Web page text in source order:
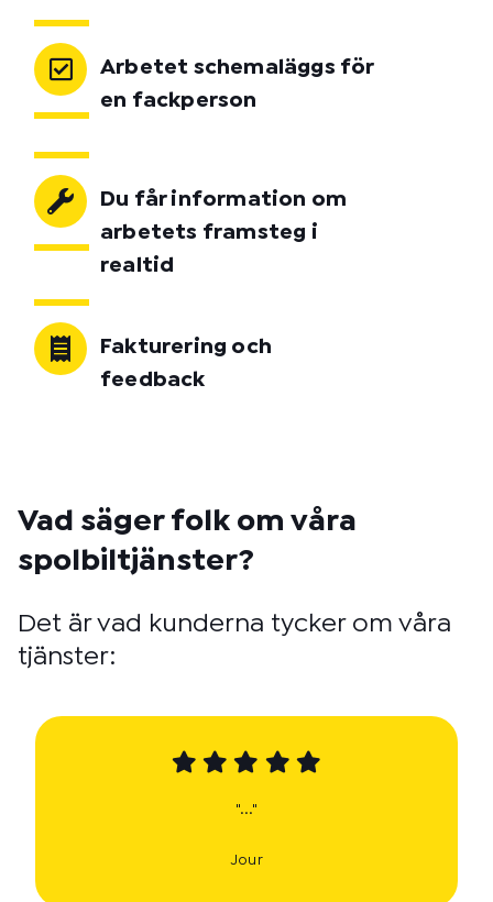
Arbetet schemaläggs för
en fackperson
Du får information om
arbetets framsteg i
realtid
Fakturering och
feedback
Vad säger folk om våra
spolbiltjänster?
Det är vad kunderna tycker om våra
tjänster:
"..."
Jour